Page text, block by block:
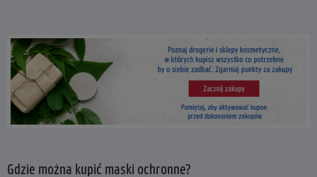
Gdzie można kupić maski ochronne?